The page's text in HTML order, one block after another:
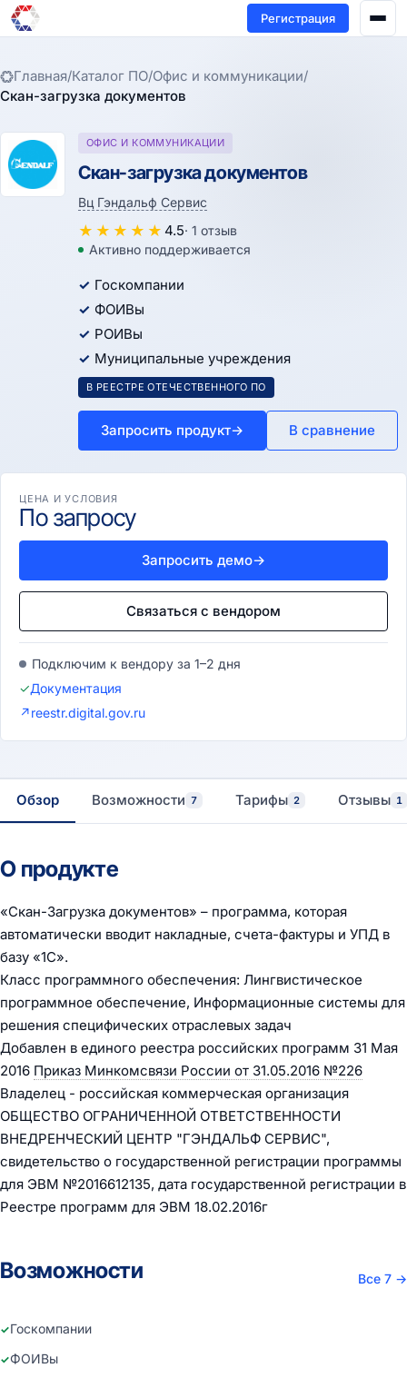
Регистрация
Главная/Каталог ПО/Офис и коммуникации/
Скан-загрузка документов
ОФИС И КОММУНИКАЦИИ
Скан-загрузка документов
Вц Гэндальф Сервис
★ ★ ★ ★ ★ 4.5· 1 отзыв
Активно поддерживается
Госкомпании
ФОИВы
РОИВы
Муниципальные учреждения
В РЕЕСТРЕ ОТЕЧЕСТВЕННОГО ПО
Запросить продукт→ В сравнение
ЦЕНА И УСЛОВИЯ
По запросу
Запросить демо→
Связаться с вендором
Подключим к вендору за 1–2 дня
✓Документация
↗reestr.digital.gov.ru
Обзор Возможности 7 Тарифы 2 Отзывы 1
О продукте
«Скан-Загрузка документов» – программа, которая
автоматически вводит накладные, счета-фактуры и УПД в
базу «1С».
Класс программного обеспечения: Лингвистическое
программное обеспечение, Информационные системы для
решения специфических отраслевых задач
Добавлен в единого реестра российских программ 31 Мая
2016 Приказ Минкомсвязи России от 31.05.2016 №226
Владелец - российская коммерческая организация
ОБЩЕСТВО ОГРАНИЧЕННОЙ ОТВЕТСТВЕННОСТИ
ВНЕДРЕНЧЕСКИЙ ЦЕНТР "ГЭНДАЛЬФ СЕРВИС",
свидетельство о государственной регистрации программы
для ЭВМ №2016612135, дата государственной регистрации в
Реестре программ для ЭВМ 18.02.2016г
Возможности Все 7 →
Госкомпании
ФОИВы